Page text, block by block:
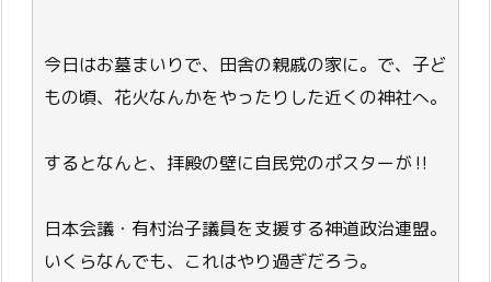
今日はお墓まいりで、田舎の親戚の家に。で、子ど
もの頃、花火なんかをやったりした近くの神社へ。
するとなんと、拝殿の壁に自民党のポスターが‼
日本会議・有村治子議員を支援する神道政治連盟。
いくらなんでも、これはやり過ぎだろう。